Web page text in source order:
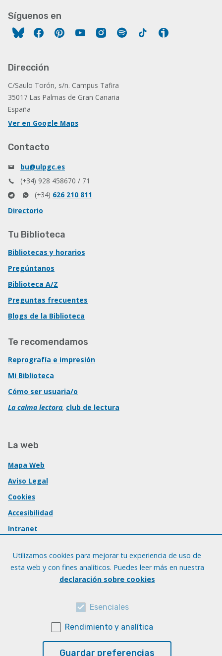
Síguenos en
FacebookPinterestYouTubeInstagram
Spotify Tiktok
Dirección
C/Saulo Torón, s/n. Campus Tafira
35017 Las Palmas de Gran Canaria
España
Ver en Google Maps
Contacto
bu@ulpgc.es
(+34) 928 458670 / 71
(+34) 626 210 811
Directorio
Tu Biblioteca
Bibliotecas y horarios
Pregúntanos
Biblioteca A/Z
Preguntas frecuentes
Blogs de la Biblioteca
Te recomendamos
Reprografía e impresión
Mi Biblioteca
Cómo ser usuaria/o
La calma lectora, club de lectura
La web
Mapa Web
Aviso Legal
Cookies
Accesibilidad
Intranet
Utilizamos cookies para mejorar tu experiencia de uso de
esta web y con fines analíticos. Puedes leer más en nuestra
declaración sobre cookies
Esenciales
Rendimiento y analítica
Guardar preferencias